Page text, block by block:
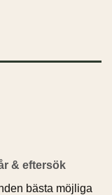
& eftersök
bästa möjliga